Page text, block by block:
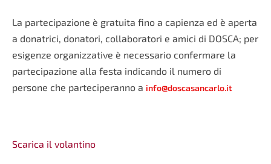
La partecipazione è gratuita fino a capienza ed è aperta
a donatrici, donatori, collaboratori e amici di DOSCA; per
esigenze organizzative è necessario confermare la
partecipazione alla festa indicando il numero di
persone che parteciperanno a info@doscasancarlo.it
Scarica il volantino